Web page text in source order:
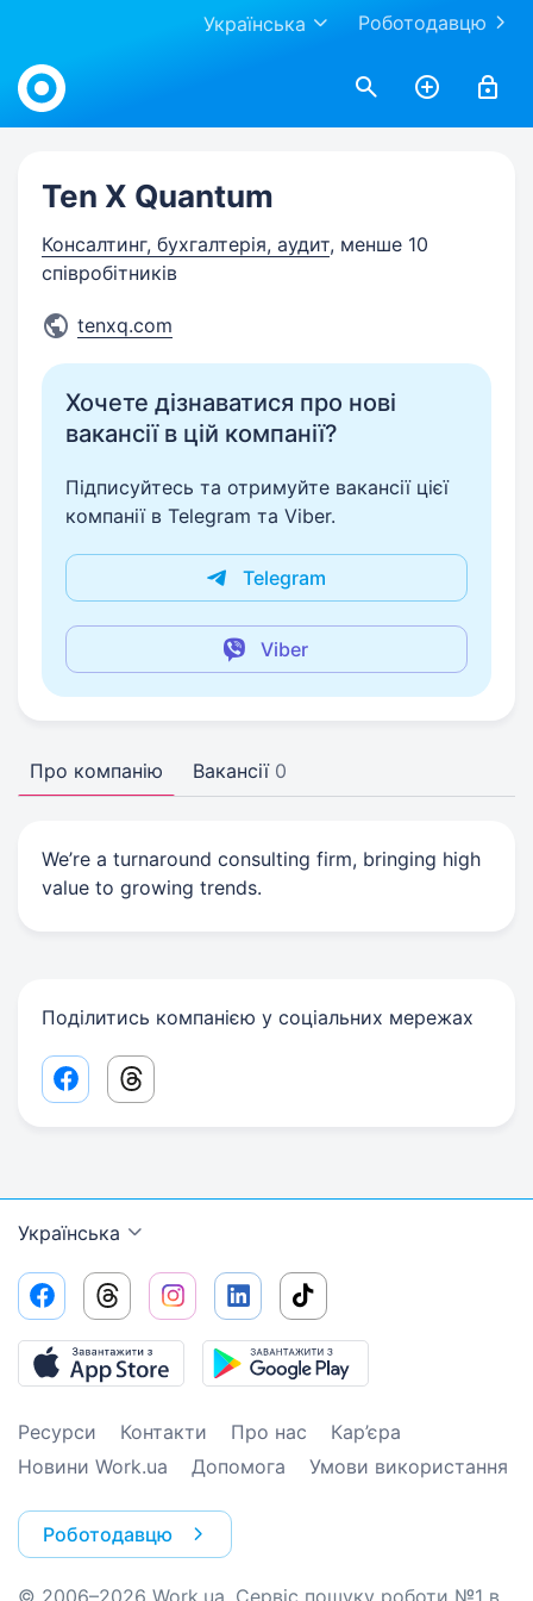
Роботодавцю
Українська
Work.ua
Ten X Quantum
Консалтинг, бухгалтерія, аудит, менше 10
співробітників
tenxq.com
Хочете дізнаватися про нові
вакансії в цій компанії?
Підписуйтесь та отримуйте вакансії цієї
компанії в Telegram та Viber.
Telegram
Viber
Про компанію Вакансії 0
We’re a turnaround consulting firm, bringing high
value to growing trends.
Поділитись компанією у соціальних мережах
Facebook share link
Threads share link
Українська
Ресурси Контакти Про нас
Кар’єра
Новини Work.ua
Допомога Умови використання
Роботодавцю
© 2006–2026 Work.ua. Сервіс пошуку роботи №1 в